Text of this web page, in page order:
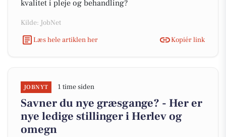
kvalitet i pleje og behandling?
Kilde: JobNet
Læs hele artiklen her
Kopiér link
JOBNYT 1 time siden
Savner du nye græsgange? - Her er
nye ledige stillinger i Herlev og
omegn